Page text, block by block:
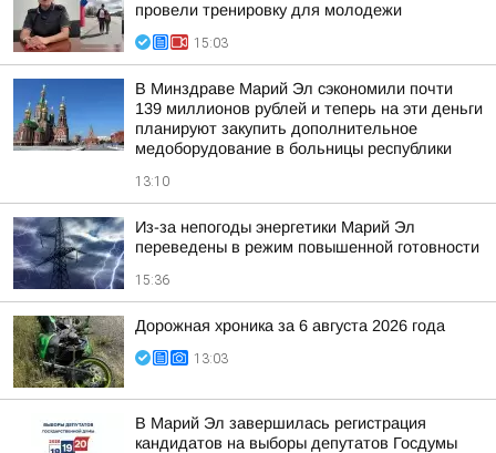
провели тренировку для молодежи
15:03
В Минздраве Марий Эл сэкономили почти
139 миллионов рублей и теперь на эти деньги
планируют закупить дополнительное
медоборудование в больницы республики
13:10
Из-за непогоды энергетики Марий Эл
переведены в режим повышенной готовности
15:36
Дорожная хроника за 6 августа 2026 года
13:03
В Марий Эл завершилась регистрация
кандидатов на выборы депутатов Госдумы